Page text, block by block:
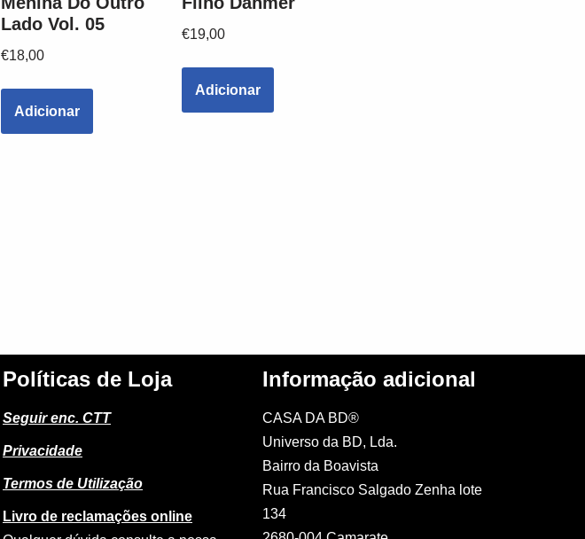
Lado Vol. 05
€18,00
Adicionar
€19,00
Adicionar
Políticas de Loja
Seguir enc. CTT
Privacidade
Termos de Utilização
Livro de reclamações online
Informação adicional
CASA DA BD®
Universo da BD, Lda.
Bairro da Boavista
Rua Francisco Salgado Zenha lote
134